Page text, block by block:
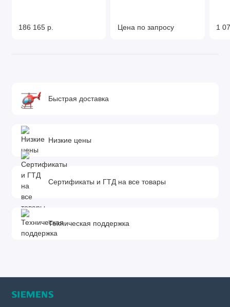
186 165 р. Цена по запросу 1
Быстрая доставка
Низкие цены
Сертификаты и ГТД на все товары
Техническая поддержка